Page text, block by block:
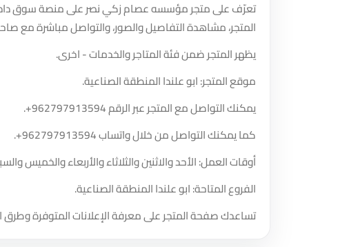
تعرّف على متجر مؤسسه عصام زكي نصر على منصة سوق
المتجر، مشاهدة التفاصيل والصور، والتواصل مباشرة مع
يظهر المتجر ضمن فئة المتاجر والخدمات - اخرى.
موقع المتجر: ابو علندا المنطقة الصناعية.
يمكنك التواصل مع المتجر عبر الرقم+962797913594
.
كما يمكنك التواصل من خلال واتساب+962797913594
.
أوقات العمل: الأحد والاثنين والثلاثاء والأربعاء والخميس والسبت من الساعة 8:36
الفروع المتاحة: ابو علندا المنطقة الصناعية.
تساعدك صفحة المتجر على معرفة الإعلانات المتوفرة وطرق